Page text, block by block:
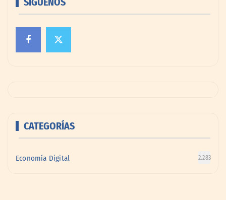
CATEGORÍAS
Economía Digital 2.283